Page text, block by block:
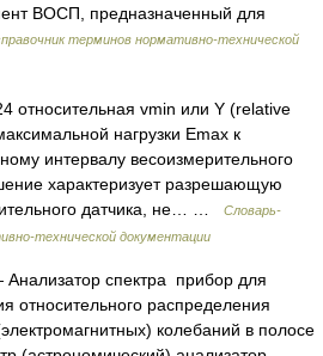
ВОСП, предназначенный для
терминов нормативно-технической
относительная vmin или Y (relative
нагрузки Emax к
интервалу весоизмерительного
характеризует разрешающую
датчика, не… …
Словарь-
технической документации
спектра прибор для
относительного распределения
колебаний в полосе